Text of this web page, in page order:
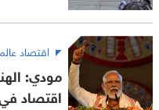
اقتصاد
مودي:
اقتصاد